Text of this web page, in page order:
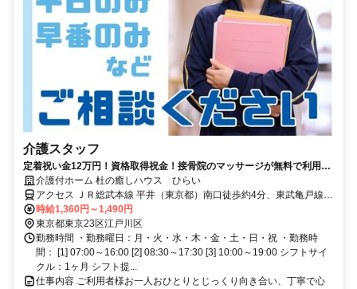
介護スタッフ
定着祝い金12万円！資格取得祝金！接骨院のマッサージが無料で利用可
♪
介護付ホーム 杜の癒しハウス ひらい
アクセス ＪＲ総武本線 平井（東京都）南口徒歩約4分、東武亀戸線
亀戸水神徒歩約15分、東武亀戸線 東あずま徒歩約17分
時給1,360円～1,490円
東京都東京23区江戸川区
勤務時間 ・勤務曜日：月・火・水・木・金・土・日・祝 ・勤務時
間： [1] 07:00～16:00 [2] 08:30～17:30 [3] 10:00～19:00 シフトサイ
クル：1ヶ月 シフト提...
仕事内容 ご利用者様お一人おひとりとじっくり向き合い、丁寧で心